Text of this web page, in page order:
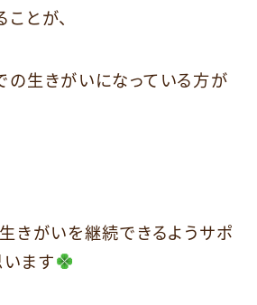
とが、
の生きがいになっている方が
きがいを継続できるようサポ
ます